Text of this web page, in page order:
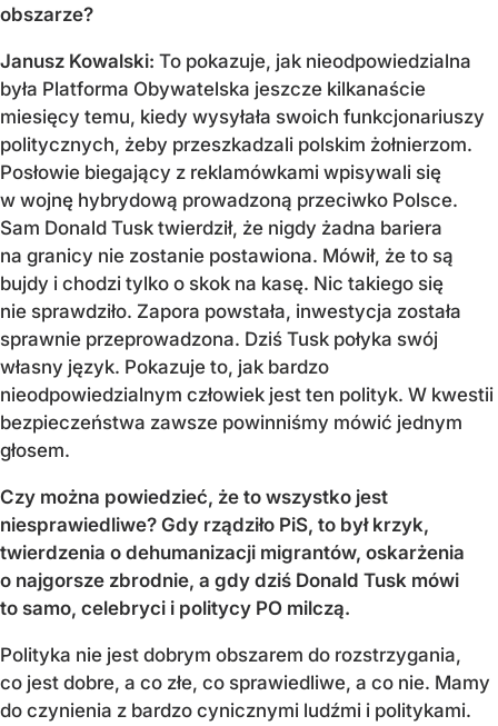
obszarze?
Janusz Kowalski: To pokazuje, jak nieodpowiedzialna
była Platforma Obywatelska jeszcze kilkanaście
miesięcy temu, kiedy wysyłała swoich funkcjonariuszy
politycznych, żeby przeszkadzali polskim żołnierzom.
Posłowie biegający z reklamówkami wpisywali się
w wojnę hybrydową prowadzoną przeciwko Polsce.
Sam Donald Tusk twierdził, że nigdy żadna bariera
na granicy nie zostanie postawiona. Mówił, że to są
bujdy i chodzi tylko o skok na kasę. Nic takiego się
nie sprawdziło. Zapora powstała, inwestycja została
sprawnie przeprowadzona. Dziś Tusk połyka swój
własny język. Pokazuje to, jak bardzo
nieodpowiedzialnym człowiek jest ten polityk. W kwestii
bezpieczeństwa zawsze powinniśmy mówić jednym
głosem.
Czy można powiedzieć, że to wszystko jest
niesprawiedliwe? Gdy rządziło PiS, to był krzyk,
twierdzenia o dehumanizacji migrantów, oskarżenia
o najgorsze zbrodnie, a gdy dziś Donald Tusk mówi
to samo, celebryci i politycy PO milczą.
Polityka nie jest dobrym obszarem do rozstrzygania,
co jest dobre, a co złe, co sprawiedliwe, a co nie. Mamy
do czynienia z bardzo cynicznymi ludźmi i politykami.